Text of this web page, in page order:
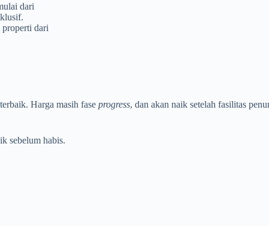
dari
dari
Harga masih fase progress, dan akan naik setelah fasilitas
sebelum habis.